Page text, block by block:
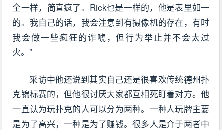
全一样，简直疯了。Rick也是一样的，他是表里如一
的。我自己的话，我会注意到有摄像机的存在，有时
我会做一些疯狂的诈唬，但行为举止并不会太过
火。”
采访中他还说到其实自己还是很喜欢传统德州扑
克锦标赛的，但他很讨厌大家都互相死盯着对方。他
一直认为玩扑克的人可以分为两种。一种人玩牌主要
是为了高兴，一种是为了赚钱。很多人是介于两者中